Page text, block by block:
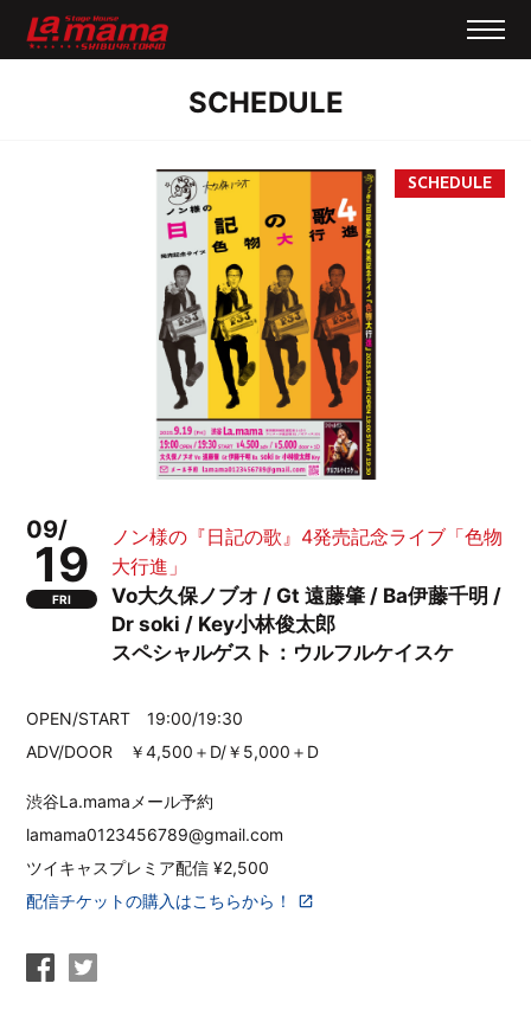
SCHEDULE
09/
19
FRI
ノン様の『日記の歌』4発売記念ライブ「色物
大行進」
Vo大久保ノブオ / Gt 遠藤肇 / Ba伊藤千明 /
Dr soki / Key小林俊太郎
スペシャルゲスト：ウルフルケイスケ
OPEN/START 19:00/19:30
ADV/DOOR ￥4,500＋D/￥5,000＋D
️渋谷La.mamaメール予約
lamama0123456789@gmail.com
ツイキャスプレミア配信 ¥2,500
配信チケットの購入はこちらから！